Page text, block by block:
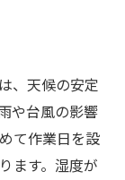
、天候の安定
や台風の影響
て作業日を設
ます。湿度が